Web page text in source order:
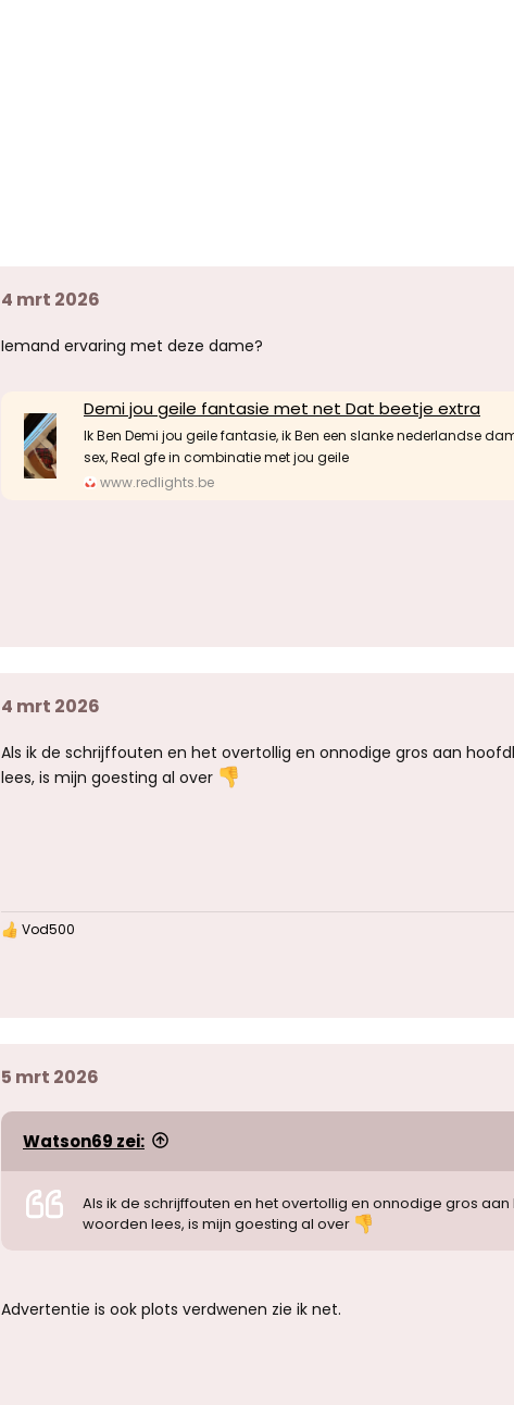
4 mrt 2026
Iemand ervaring met deze dame?
Demi jou geile fantasie met net Dat beetje extra
Ik Ben Demi jou geile fantasie, ik Ben een slanke nederlandse
sex, Real gfe in combinatie met jou geile
www.redlights.be
4 mrt 2026
Als ik de schrijffouten en het overtollig en onnodige gros aan
lees, is mijn goesting al over
W
n
e
Vod500
5 mrt 2026
Watson69 zei:
Als ik de schrijffouten en het overtollig en onnodige gros
woorden lees, is mijn goesting al over
Advertentie is ook plots verdwenen zie ik net.